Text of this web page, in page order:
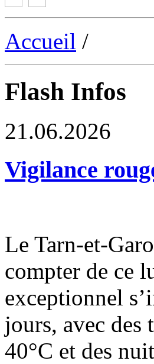
Accueil /
Flash Infos
21.06.2026
Vigilance
Le Tarn-et-
compter de ce
exceptionnel
jours, avec des
40°C et des